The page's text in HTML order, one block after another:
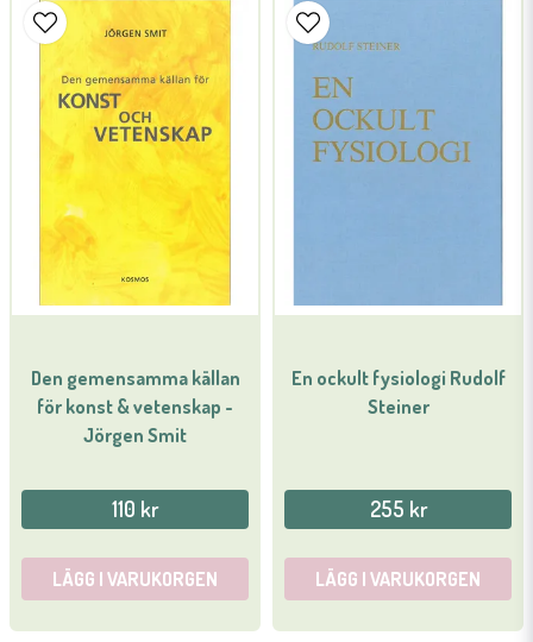
emailMejladress
Skicka fråga
Den gemensamma källan
för konst & vetenskap -
Jörgen Smit
110 kr
LÄGG I VARUKORGEN
En ockult fysiologi Rudolf
Steiner
255 kr
LÄGG I VARUKORGEN